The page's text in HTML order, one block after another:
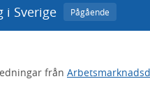
i Sverige Pågående
från